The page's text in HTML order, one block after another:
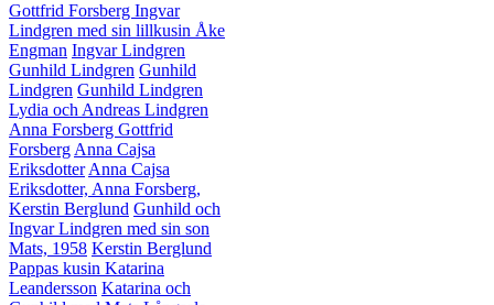
Gottfrid Forsberg Ingvar
Lindgren med sin lillkusin Åke
Engman Ingvar Lindgren
Gunhild Lindgren Gunhild
Lindgren Gunhild Lindgren
Lydia och Andreas Lindgren
Anna Forsberg Gottfrid
Forsberg Anna Cajsa
Eriksdotter Anna Cajsa
Eriksdotter, Anna Forsberg,
Kerstin Berglund Gunhild och
Ingvar Lindgren med sin son
Mats, 1958 Kerstin Berglund
Pappas kusin Katarina
Leandersson Katarina och